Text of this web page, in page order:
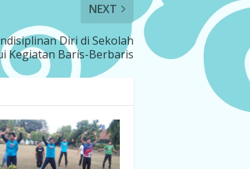
NEXT
Diri di Sekolah
Kegiatan Baris-Berbaris